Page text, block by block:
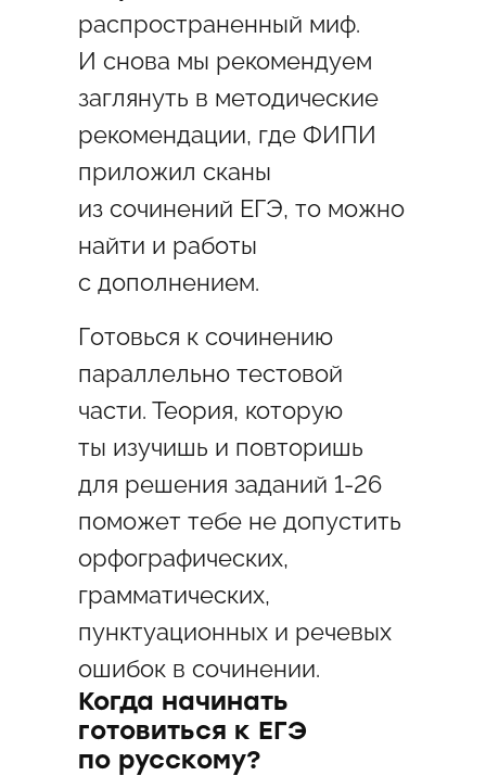
распространенный миф.
И снова мы рекомендуем
заглянуть в методические
рекомендации, где ФИПИ
приложил сканы
из сочинений ЕГЭ, то можно
найти и работы
с дополнением.
Готовься к сочинению
параллельно тестовой
части. Теория, которую
ты изучишь и повторишь
для решения заданий 1-26
поможет тебе не допустить
орфографических,
грамматических,
пунктуационных и речевых
ошибок в сочинении.
Когда начинать
готовиться к ЕГЭ
по русскому?